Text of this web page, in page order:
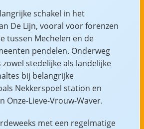
schakel in het
De Lijn, vooral voor forenzen
tussen Mechelen en de
pendelen. Onderweg
stedelijke als landelijke
bij belangrijke
Nekkerspoel station en
Onze-Lieve-Vrouw-Waver.
met een regelmatige